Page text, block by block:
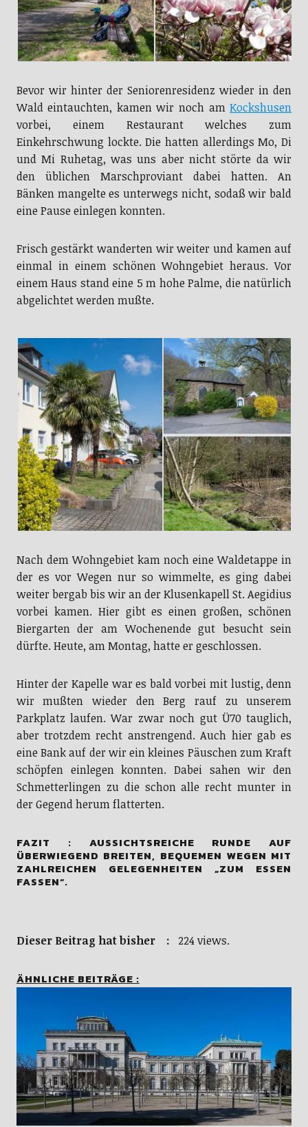
Bevor wir hinter der Seniorenresidenz wieder in den
Wald eintauchten, kamen wir noch amKockshusen
vorbei, einem Restaurant welches zum
Einkehrschwung lockte. Die hatten allerdings Mo, Di
und Mi Ruhetag, was uns aber nicht störte da wir
den üblichen Marschproviant dabei hatten. An
Bänken mangelte es unterwegs nicht, sodaß wir bald
eine Pause einlegen konnten.
Frisch gestärkt wanderten wir weiter und kamen auf
einmal in einem schönen Wohngebiet heraus. Vor
einem Haus stand eine 5 m hohe Palme, die natürlich
abgelichtet werden mußte.
Nach dem Wohngebiet kam noch eine Waldetappe in
der es vor Wegen nur so wimmelte, es ging dabei
weiter bergab bis wir an der Klusenkapell St. Aegidius
vorbei kamen. Hier gibt es einen großen, schönen
Biergarten der am Wochenende gut besucht sein
dürfte. Heute, am Montag, hatte er geschlossen.
Hinter der Kapelle war es bald vorbei mit lustig, denn
wir mußten wieder den Berg rauf zu unserem
Parkplatz laufen. War zwar noch gut Ü70 tauglich,
aber trotzdem recht anstrengend. Auch hier gab es
eine Bank auf der wir ein kleines Päuschen zum Kraft
schöpfen einlegen konnten. Dabei sahen wir den
Schmetterlingen zu die schon alle recht munter in
der Gegend herum flatterten.
FAZIT : AUSSICHTSREICHE RUNDE AUF
ÜBERWIEGEND BREITEN, BEQUEMEN WEGEN MIT
ZAHLREICHEN GELEGENHEITEN „ZUM ESSEN
FASSEN“.
Dieser Beitrag hat bisher : 224 views.
ÄHNLICHE BEITRÄGE :